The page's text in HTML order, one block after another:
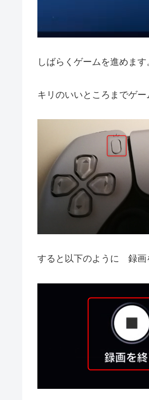
しばらくゲームを進めます
キリのいいところまでゲ
すると以下のように 録画